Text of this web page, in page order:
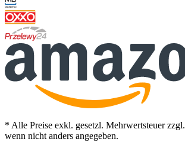
* Alle Preise exkl. gesetzl. Mehrwertsteuer zzgl.
wenn nicht anders angegeben.